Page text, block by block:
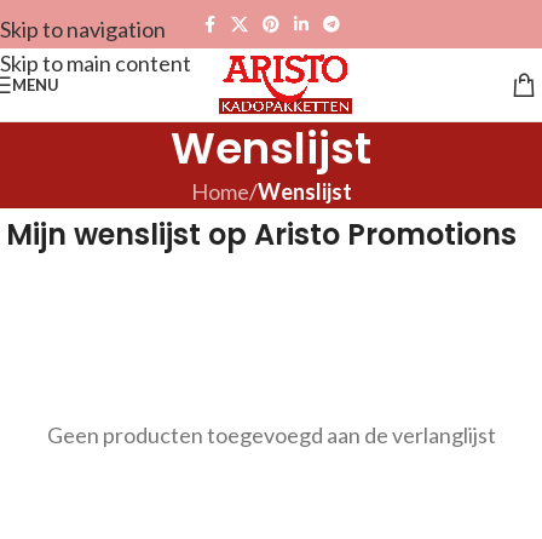
Skip to navigation
Skip to main content
MENU
Wenslijst
Home/Wenslijst
Mijn wenslijst op Aristo Promotions
Geen producten toegevoegd aan de verlanglijst